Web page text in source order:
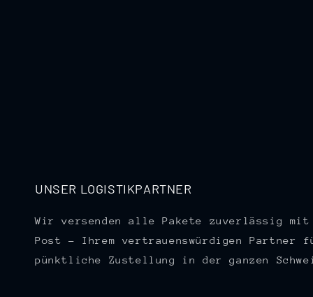
UNSER LOGISTIKPARTNER
Wir versenden alle Pakete zuverlässig mit
Post – Ihrem vertrauenswürdigen Partner
pünktliche Zustellung in der ganzen